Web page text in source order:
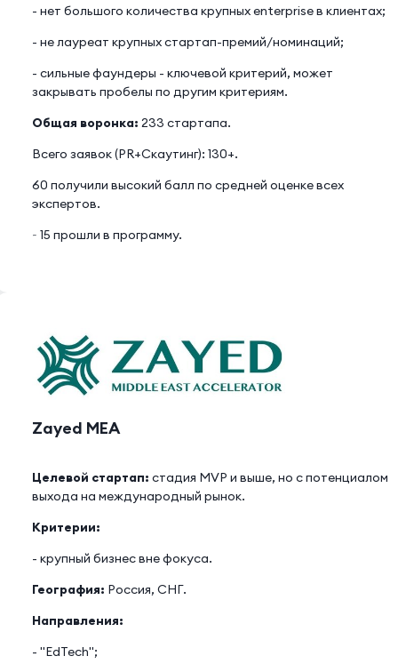
- нет большого количества крупных enterprise в клиентах;
- не лауреат крупных стартап-премий/номинаций;
- сильные фаундеры - ключевой критерий, может
закрывать пробелы по другим критериям.
Общая воронка: 233 стартапа.
Всего заявок (PR+Скаутинг): 130+.
60 получили высокий балл по средней оценке всех
экспертов.
~ 15 прошли в программу.
Zayed MEA
Целевой стартап: стадия MVP и выше, но с потенциалом
выхода на международный рынок.
Критерии:
- крупный бизнес вне фокуса.
География: Россия, СНГ.
Направления:
- "EdTech";